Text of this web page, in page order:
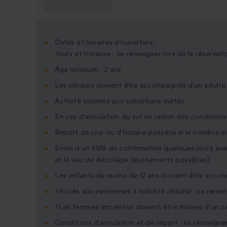
Dates et horaires d'ouverture :
Jours et horaires : se renseigner lors de la
Âge minimum : 2 ans
Les mineurs doivent être accompagnés d'un adulte
Activité soumise aux conditions météo
En cas d'annulation du vol en raison des
Report de jour ou d'horaire possible si le nombre
Envoi d’un SMS de confirmation quelques jours
et le lieu de décollage (ajustements possibles)
Les enfants de moins de 12 ans doivent être
?Accès aux personnes à mobilité réduite : se
?Les femmes enceintes doivent être munies d'un
Conditions d'annulation et de report : se